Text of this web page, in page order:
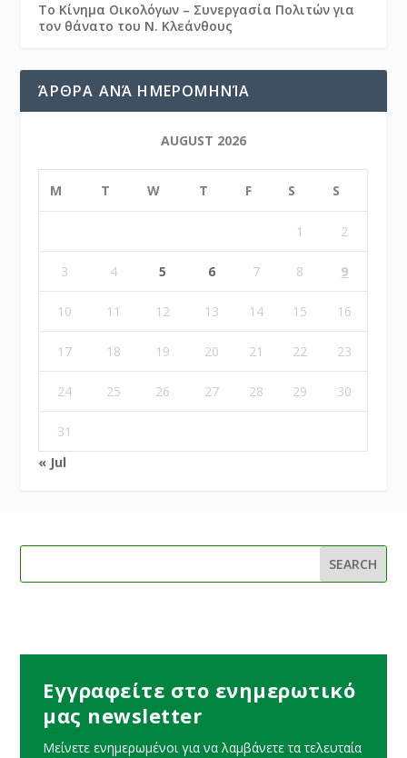
Το Κίνημα Οικολόγων – Συνεργασία Πολιτών για
τον θάνατο του Ν. Κλεάνθους
ΆΡΘΡΑ ΑΝΆ ΗΜΕΡΟΜΗΝΊΑ
AUGUST 2026
M T W T F S S
1 2
3 4 5 6 7 8 9
10 11 12 13 14 15 16
17 18 19 20 21 22 23
24 25 26 27 28 29 30
31
« Jul
Εγγραφείτε στο ενημερωτικό
μας newsletter
Μείνετε ενημερωμένοι για να λαμβάνετε τα τελευταία